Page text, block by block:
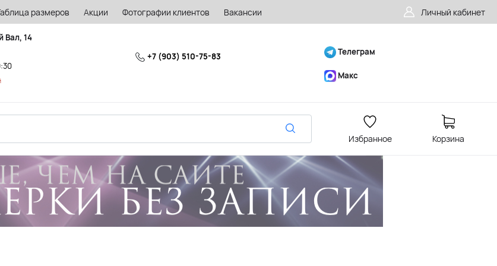
размеров Акции Фотографии клиентов Вакансии Личный кабинет
Вал, 14
+7 (903) 510-75-83 Телеграм
Макс
Избранное Корзина